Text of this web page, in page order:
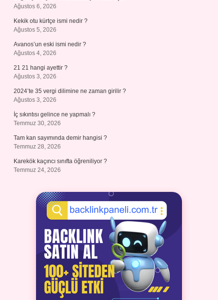
Ağustos 6, 2026
Kekik otu kürtçe ismi nedir ?
Ağustos 5, 2026
Avanos’un eski ismi nedir ?
Ağustos 4, 2026
21 21 hangi ayettir ?
Ağustos 3, 2026
2024’te 35 vergi dilimine ne zaman girilir ?
Ağustos 3, 2026
İç sıkıntısı gelince ne yapmalı ?
Temmuz 30, 2026
Tam kan sayımında demir hangisi ?
Temmuz 28, 2026
Karekök kaçıncı sınıfta öğreniliyor ?
Temmuz 24, 2026